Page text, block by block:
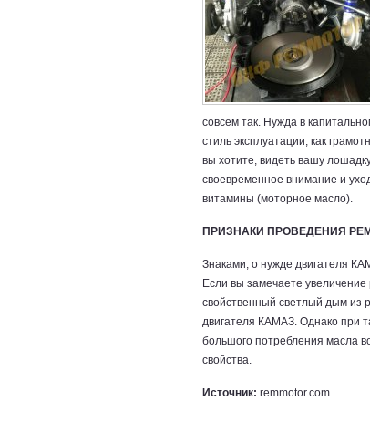
совсем так. Нужда в
стиль эксплуатации, как
вы хотите, видеть вашу
своевременное внимание и
витамины (моторное масло).
ПРИЗНАКИ ПРОВЕДЕНИЯ
Знаками, о нужде двигателя
Если вы замечаете
свойственный светлый дым из
двигателя КАМАЗ. Однако при
большого потребления масла
свойства.
Источник: remmotor.com